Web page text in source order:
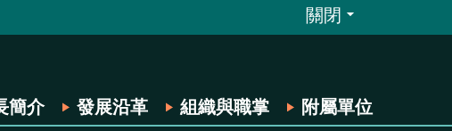
關閉
簡介 發展沿革 組織與職掌 附屬單位